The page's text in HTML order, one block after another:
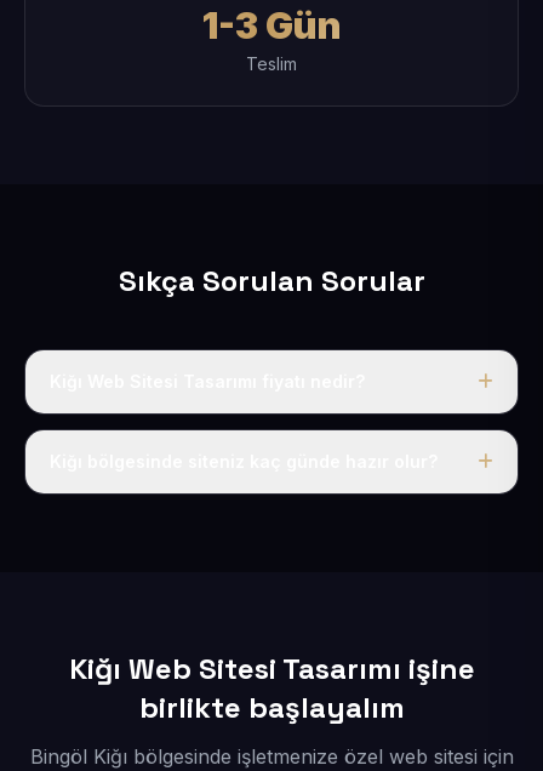
1-3 Gün
Teslim
Sıkça Sorulan Sorular
Tek fiyat uygulanır: yıllık 50 USD + KDV. Bu bedele alan
Kiğı Web Sitesi Tasarımı işine
birlikte başlayalım
Bingöl Kiğı bölgesinde işletmenize özel web sitesi için